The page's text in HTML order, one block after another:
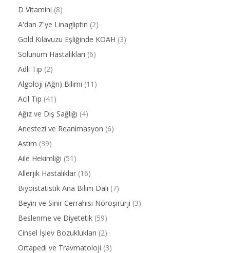
D Vitamini (8)
A'dan Z'ye Linagliptin (2)
Gold Kılavuzu Eşliğinde KOAH (3)
Solunum Hastalıkları (6)
Adli Tıp (2)
Algoloji (Ağrı) Bilimi (11)
Acil Tıp (41)
Ağız ve Diş Sağlığı (4)
Anestezi ve Reanimasyon (6)
Astım (39)
Aile Hekimliği (51)
Allerjik Hastalıklar (16)
Biyoistatistik Ana Bilim Dalı (7)
Beyin ve Sinir Cerrahisi Nöroşirürji (3)
Beslenme ve Diyetetik (59)
Cinsel İşlev Bozuklukları (2)
Ortapedi ve Travmatoloji (3)